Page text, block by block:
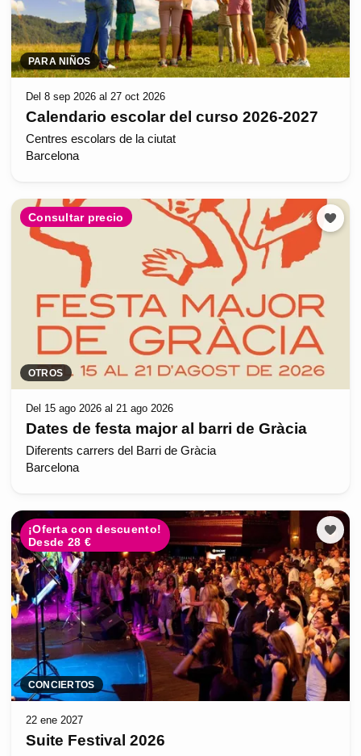
PARA NIÑOS
Del 8 sep 2026 al 27 oct 2026
Calendario escolar del curso 2026-2027
Centres escolars de la ciutat
Barcelona
Consultar precio
OTROS
Del 15 ago 2026 al 21 ago 2026
Dates de festa major al barri de Gràcia
Diferents carrers del Barri de Gràcia
Barcelona
¡Oferta con descuento!
Desde 28 €
CONCIERTOS
22 ene 2027
Suite Festival 2026